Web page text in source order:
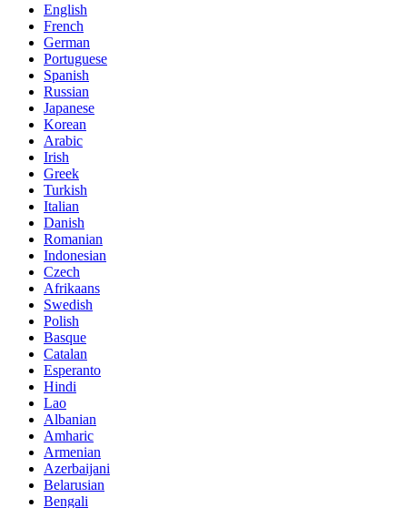
English
French
German
Portuguese
Spanish
Russian
Japanese
Korean
Arabic
Irish
Greek
Turkish
Italian
Danish
Romanian
Indonesian
Czech
Afrikaans
Swedish
Polish
Basque
Catalan
Esperanto
Hindi
Lao
Albanian
Amharic
Armenian
Azerbaijani
Belarusian
Bengali